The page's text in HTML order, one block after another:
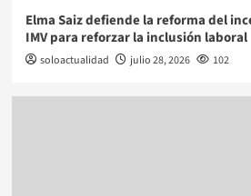
Elma Saiz defiende la reforma del
IMV para reforzar la inclusión laboral
soloactualidad julio 28, 2026 102